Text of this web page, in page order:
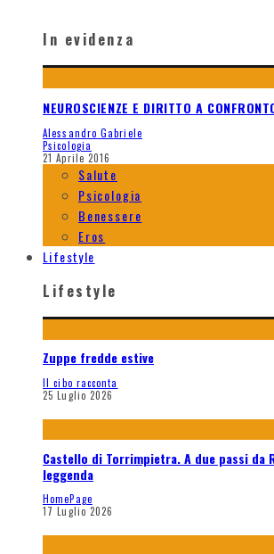
In evidenza
NEUROSCIENZE E DIRITTO A
Alessandro Gabriele
Psicologia
21 Aprile 2016
Salute
Psicologia
Benessere
Eros
Lifestyle
Lifestyle
Zuppe fredde estive
Il cibo racconta
25 Luglio 2026
Castello di Torrimpietra. A due passi da
leggenda
HomePage
17 Luglio 2026